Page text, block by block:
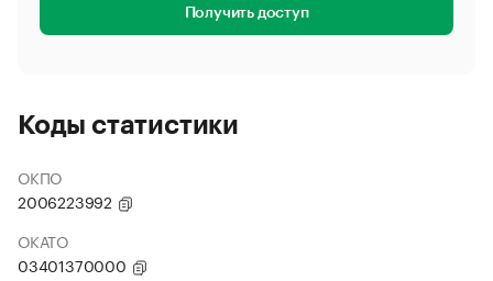
Получить доступ
Коды статистики
ОКПО
2006223992
ОКАТО
03401370000